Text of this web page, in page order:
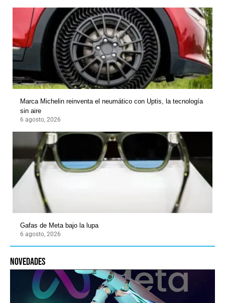
Marca Michelin reinventa el neumático con Uptis, la tecnología
sin aire
6 agosto, 2026
Gafas de Meta bajo la lupa
6 agosto, 2026
novedades